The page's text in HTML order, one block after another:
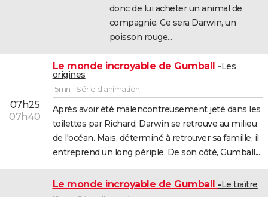
donc de lui acheter un animal de
compagnie. Ce sera Darwin, un
poisson rouge...
07h25
07h40
Le monde incroyable de Gumball Les
origines
15mn - Série d'animation
Après avoir été malencontreusement jeté dans les
toilettes par Richard, Darwin se retrouve au milieu
de l'océan. Mais, déterminé à retrouver sa famille, il
entreprend un long périple. De son côté, Gumball...
Le monde incroyable de Gumball Le traître